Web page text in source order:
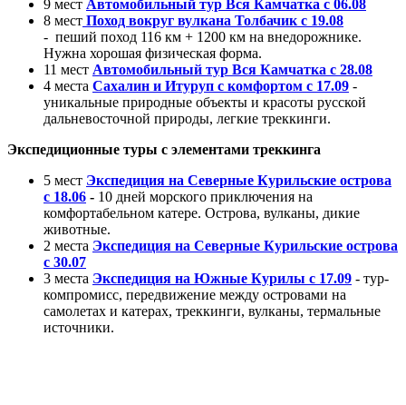
9 мест Автомобильный тур Вся Камчатка с 06.08
8 мест Поход вокруг вулкана Толбачик с 19.08
- пеший поход 116 км + 1200 км на внедорожнике.
Нужна хорошая физическая форма.
11 мест Автомобильный тур Вся Камчатка с 28.08
4 места Сахалин и Итуруп с комфортом с 17.09 -
уникальные природные объекты и красоты русской
дальневосточной природы, легкие треккинги.
Экспедиционные туры с элементами треккинга
5 мест Экспедиция на Северные Курильские острова
с 18.06 - 10 дней морского приключения на
комфортабельном катере. Острова, вулканы, дикие
животные.
2 места Экспедиция на Северные Курильские острова
с 30.07
3 места Экспедиция на Южные Курилы с 17.09 - тур-
компромисс, передвижение между островами на
самолетах и катерах, треккинги, вулканы, термальные
источники.